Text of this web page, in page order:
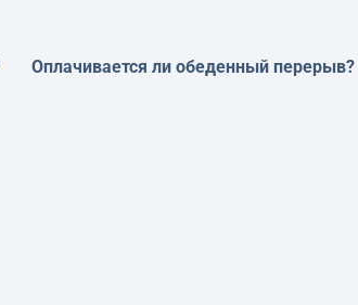
Оплачивается ли обеденный перерыв?